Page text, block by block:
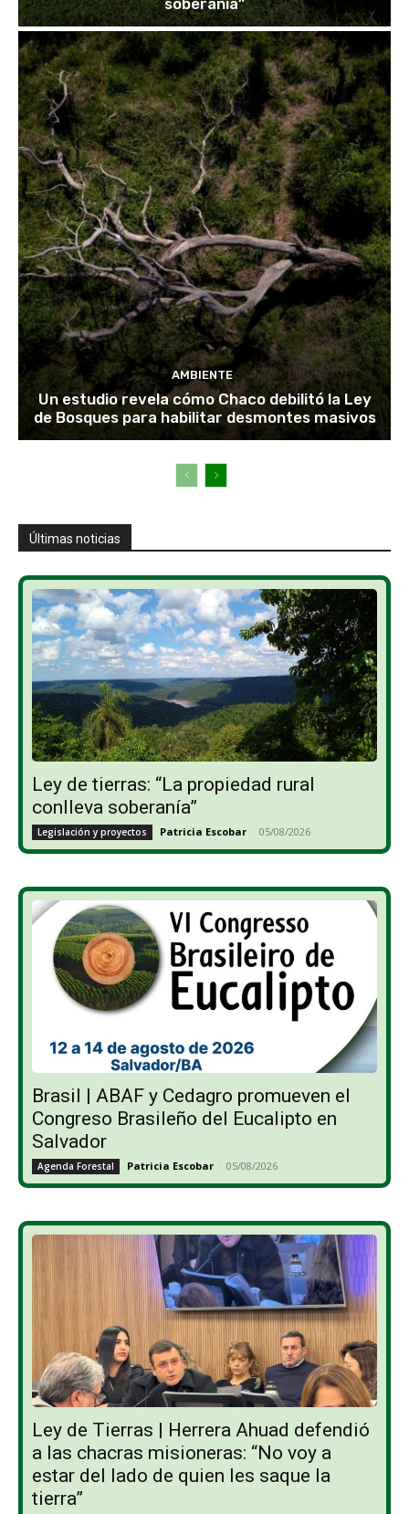
AMBIENTE
Un estudio revela cómo Chaco debilitó la Ley
de Bosques para habilitar desmontes masivos
Últimas noticias
Ley de tierras: “La propiedad rural
conlleva soberanía”
Legislación y proyectos Patricia Escobar - 05/08/2026
Brasil | ABAF y Cedagro promueven el
Congreso Brasileño del Eucalipto en
Salvador
Agenda Forestal Patricia Escobar - 05/08/2026
Ley de Tierras | Herrera Ahuad defendió
a las chacras misioneras: “No voy a
estar del lado de quien les saque la
tierra”